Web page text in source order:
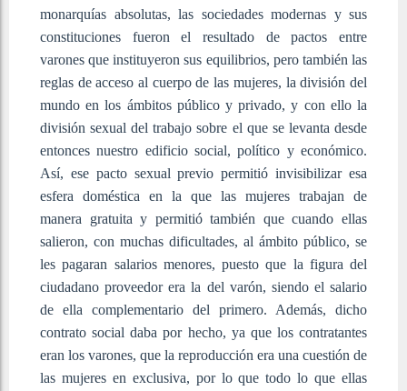
monarquías absolutas, las sociedades modernas y sus
constituciones fueron el resultado de pactos entre
varones que instituyeron sus equilibrios, pero también las
reglas de acceso al cuerpo de las mujeres, la división del
mundo en los ámbitos público y privado, y con ello la
división sexual del trabajo sobre el que se levanta desde
entonces nuestro edificio social, político y económico.
Así, ese pacto sexual previo permitió invisibilizar esa
esfera doméstica en la que las mujeres trabajan de
manera gratuita y permitió también que cuando ellas
salieron, con muchas dificultades, al ámbito público, se
les pagaran salarios menores, puesto que la figura del
ciudadano proveedor era la del varón, siendo el salario
de ella complementario del primero. Además, dicho
contrato social daba por hecho, ya que los contratantes
eran los varones, que la reproducción era una cuestión de
las mujeres en exclusiva, por lo que todo lo que ellas